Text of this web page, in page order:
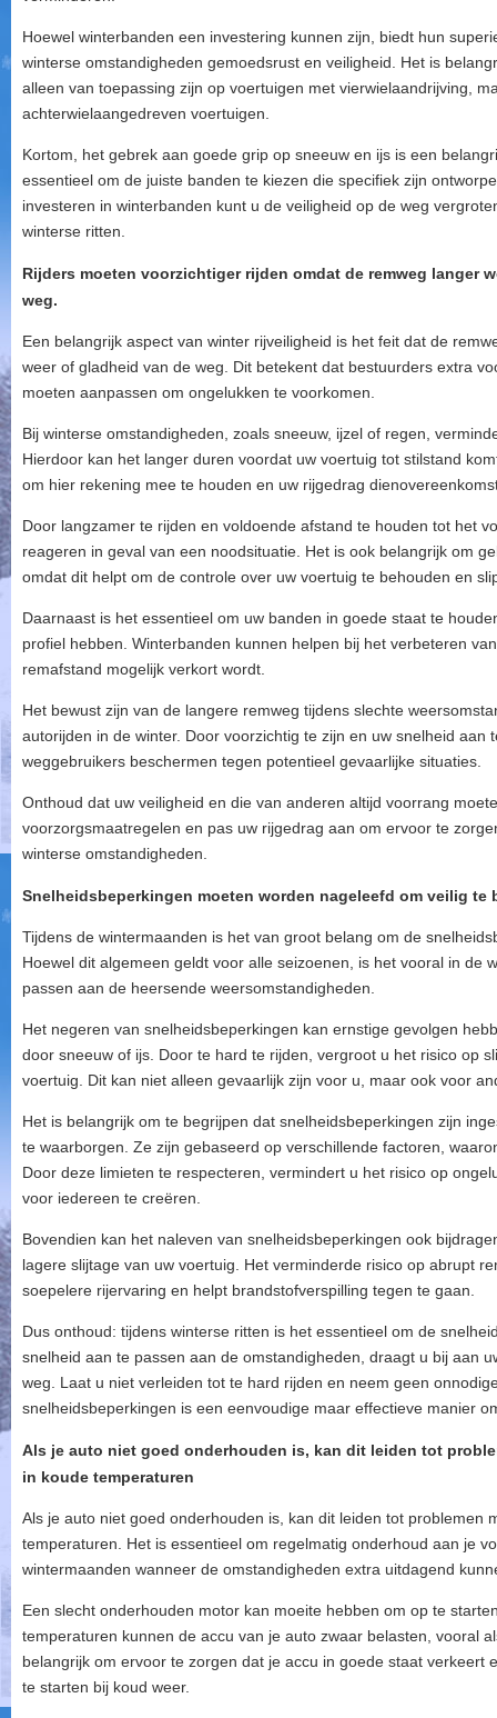
Hoewel winterbanden een investering kunnen zijn, biedt hun
winterse omstandigheden gemoedsrust en veiligheid. Het is
alleen van toepassing zijn op voertuigen met vierwielaandrijving,
achterwielaangedreven voertuigen.
Kortom, het gebrek aan goede grip op sneeuw en ijs is een
essentieel om de juiste banden te kiezen die specifiek zijn
investeren in winterbanden kunt u de veiligheid op de weg
winterse ritten.
Rijders moeten voorzichtiger rijden omdat de remweg langer
weg.
Een belangrijk aspect van winter rijveiligheid is het feit dat de
weer of gladheid van de weg. Dit betekent dat bestuurders extra
moeten aanpassen om ongelukken te voorkomen.
Bij winterse omstandigheden, zoals sneeuw, ijzel of regen,
Hierdoor kan het langer duren voordat uw voertuig tot stilstand
om hier rekening mee te houden en uw rijgedrag
Door langzamer te rijden en voldoende afstand te houden tot het
reageren in geval van een noodsituatie. Het is ook belangrijk om
omdat dit helpt om de controle over uw voertuig te behouden en
Daarnaast is het essentieel om uw banden in goede staat te
profiel hebben. Winterbanden kunnen helpen bij het verbeteren
remafstand mogelijk verkort wordt.
Het bewust zijn van de langere remweg tijdens slechte
autorijden in de winter. Door voorzichtig te zijn en uw snelheid aan
weggebruikers beschermen tegen potentieel gevaarlijke situaties.
Onthoud dat uw veiligheid en die van anderen altijd voorrang
voorzorgsmaatregelen en pas uw rijgedrag aan om ervoor te
winterse omstandigheden.
Snelheidsbeperkingen moeten worden nageleefd om veilig
Tijdens de wintermaanden is het van groot belang om de
Hoewel dit algemeen geldt voor alle seizoenen, is het vooral in de
passen aan de heersende weersomstandigheden.
Het negeren van snelheidsbeperkingen kan ernstige gevolgen
door sneeuw of ijs. Door te hard te rijden, vergroot u het risico op
voertuig. Dit kan niet alleen gevaarlijk zijn voor u, maar ook voor
Het is belangrijk om te begrijpen dat snelheidsbeperkingen zijn
te waarborgen. Ze zijn gebaseerd op verschillende factoren,
Door deze limieten te respecteren, vermindert u het risico op
voor iedereen te creëren.
Bovendien kan het naleven van snelheidsbeperkingen ook
lagere slijtage van uw voertuig. Het verminderde risico op abrupt
soepelere rijervaring en helpt brandstofverspilling tegen te gaan.
Dus onthoud: tijdens winterse ritten is het essentieel om de
snelheid aan te passen aan de omstandigheden, draagt u bij aan
weg. Laat u niet verleiden tot te hard rijden en neem geen
snelheidsbeperkingen is een eenvoudige maar effectieve manier
Als je auto niet goed onderhouden is, kan dit leiden tot
in koude temperaturen
Als je auto niet goed onderhouden is, kan dit leiden tot problemen
temperaturen. Het is essentieel om regelmatig onderhoud aan je
wintermaanden wanneer de omstandigheden extra uitdagend
Een slecht onderhouden motor kan moeite hebben om op te
temperaturen kunnen de accu van je auto zwaar belasten, vooral
belangrijk om ervoor te zorgen dat je accu in goede staat verkeert
te starten bij koud weer.